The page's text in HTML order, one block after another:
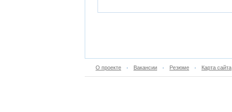
О проекте • Вакансии • Резюме • Карта сайта